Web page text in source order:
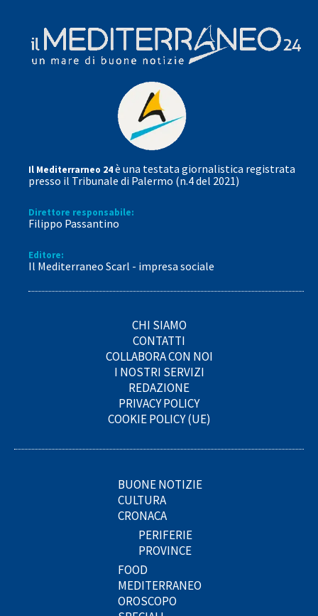
Il Mediterrarneo 24è una testata giornalistica registrata
presso il Tribunale di Palermo (n.4 del 2021)
Direttore responsabile:
Filippo Passantino
Editore:
Il Mediterraneo Scarl - impresa sociale
CHI SIAMO
CONTATTI
COLLABORA CON NOI
I NOSTRI SERVIZI
REDAZIONE
PRIVACY POLICY
COOKIE POLICY (UE)
BUONE NOTIZIE
CULTURA
CRONACA
PERIFERIE
PROVINCE
FOOD
MEDITERRANEO
OROSCOPO